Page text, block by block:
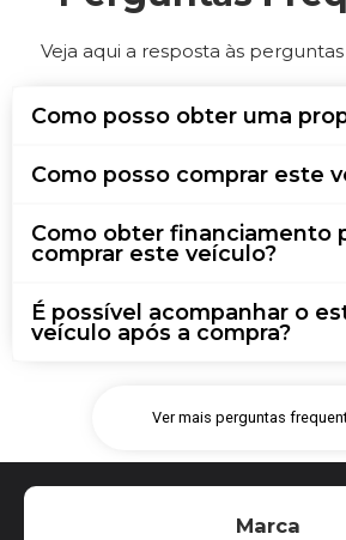
Veja aqui a resposta às
Como posso obter uma
Como posso comprar este
Como obter financiamento
comprar este veículo?
É possível acompanhar o
veículo após a compra?
Ver mais perguntas
Marca